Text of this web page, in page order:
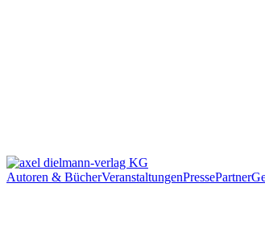
Autoren & BücherVeranstaltungenPressePartner